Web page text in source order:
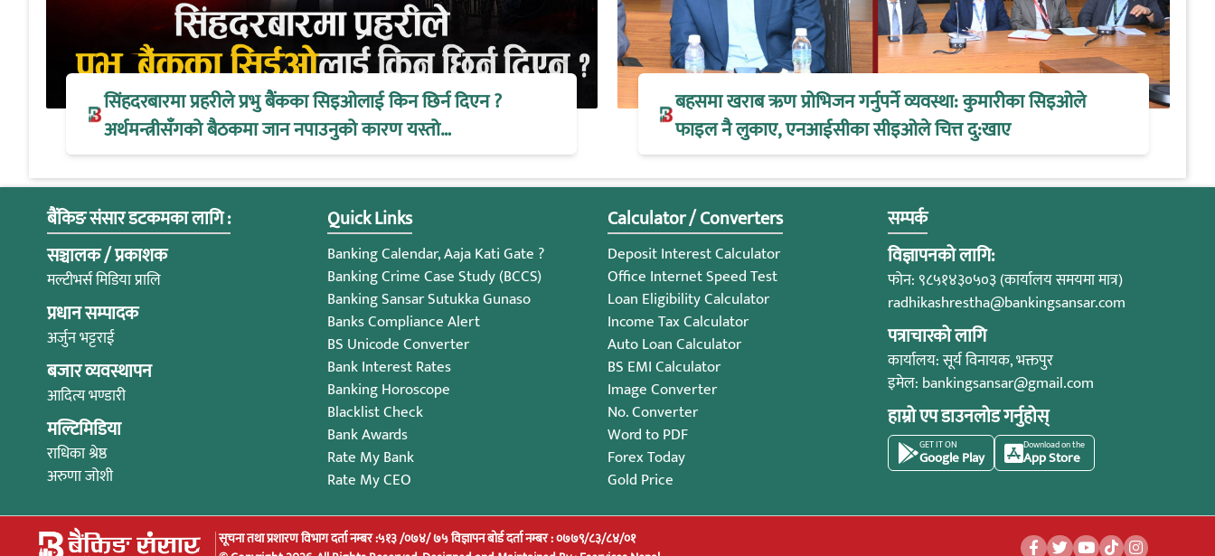
सिंहदरबारमा प्रहरीले प्रभु बैंकका सिइओलाई किन छिर्न दिएन ?
अर्थमन्त्रीसँगको बैठकमा जान नपाउनुको कारण यस्तो…
बहसमा खराब ऋण प्रोभिजन गर्नुपर्ने व्यवस्था: कुमारीका सिइओले
फाइल नै लुकाए, एनआईसीका सीइओले चित्त दु:खाए
बैंकिङ संसार डटकमका लागि :
सञ्चालक / प्रकाशक
मल्टीभर्स मिडिया प्रालि
प्रधान सम्पादक
अर्जुन भट्टराई
बजार व्यवस्थापन
आदित्य भण्डारी
मल्टिमिडिया
राधिका श्रेष्ठ
अरुणा जोशी
Quick Links
Banking Calendar, Aaja Kati Gate ?
Banking Crime Case Study (BCCS)
Banking Sansar Sutukka Gunaso
Banks Compliance Alert
BS Unicode Converter
Bank Interest Rates
Banking Horoscope
Blacklist Check
Bank Awards
Rate My Bank
Rate My CEO
Calculator / Converters
Deposit Interest Calculator
Office Internet Speed Test
Loan Eligibility Calculator
Income Tax Calculator
Auto Loan Calculator
BS EMI Calculator
Image Converter
No. Converter
Word to PDF
Forex Today
Gold Price
सम्पर्क
विज्ञापनको लागि:
फोन: ९८५१४३०५०३ (कार्यालय समयमा मात्र)
radhikashrestha@bankingsansar.com
पत्राचारको लागि
कार्यालय: सूर्य विनायक, भक्तपुर
इमेल: bankingsansar@gmail.com
हाम्रो एप डाउनलोड गर्नुहोस्
GET IT ON
Google Play
Download on the
App Store
सूचना तथा प्रशारण विभाग दर्ता नम्बर :५१३ /०७४/ ७५ विज्ञापन बोर्ड दर्ता नम्बर : ०७७९/८३/८४/०१